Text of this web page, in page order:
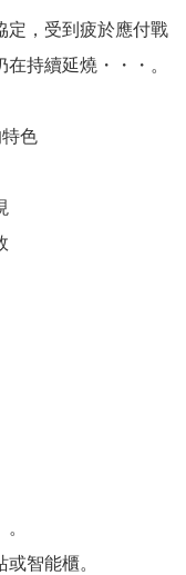
定，受到疲於應付戰
持續延燒・・・。
色
智能櫃。